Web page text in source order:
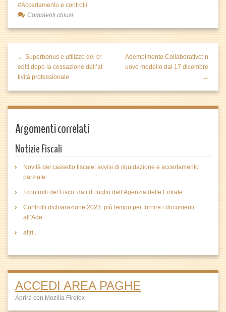
Accertamento e controlli
Commenti chiusi
← Superbonus e utilizzo dei cr
editi dopo la cessazione dell’at
tività professionale
Adempimento Collaborativo: n
uovo modello dal 17 dicembre
→
Argomenti correlati
Notizie Fiscali
Novità del cassetto fiscale: avvisi di liquidazione e accertamento
parziale:
I controlli del Fisco: dati di luglio dell’Agenzia delle Entrate
Controlli dichiarazione 2023: più tempo per fornire i documenti
all’Ade
altri...
ACCEDI AREA PAGHE
Aprire con Mozilla Firefox